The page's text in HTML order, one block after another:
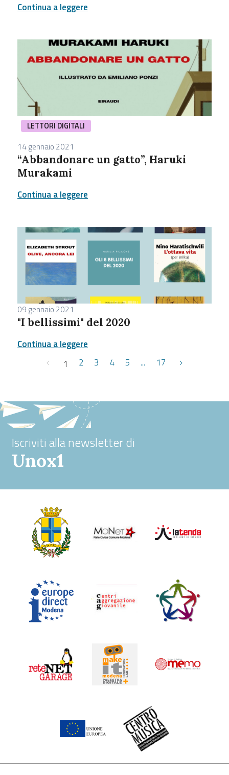
Continua a leggere
LETTORI DIGITALI
14 gennaio 2021
“Abbandonare un gatto”, Haruki
Murakami
Continua a leggere
09 gennaio 2021
"I bellissimi" del 2020
Continua a leggere
1
2 3 4 5 ... 17
Iscriviti alla newsletter di
Unox1